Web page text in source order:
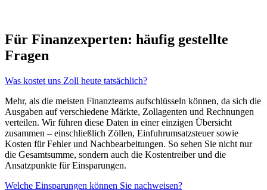
Für Finanzexperten: häufig gestellte
Fragen
Was kostet uns Zoll heute tatsächlich?
Mehr, als die meisten Finanzteams aufschlüsseln können, da sich die
Ausgaben auf verschiedene Märkte, Zollagenten und Rechnungen
verteilen. Wir führen diese Daten in einer einzigen Übersicht
zusammen – einschließlich Zöllen, Einfuhrumsatzsteuer sowie
Kosten für Fehler und Nachbearbeitungen. So sehen Sie nicht nur
die Gesamtsumme, sondern auch die Kostentreiber und die
Ansatzpunkte für Einsparungen.
Welche Einsparungen können Sie nachweisen?